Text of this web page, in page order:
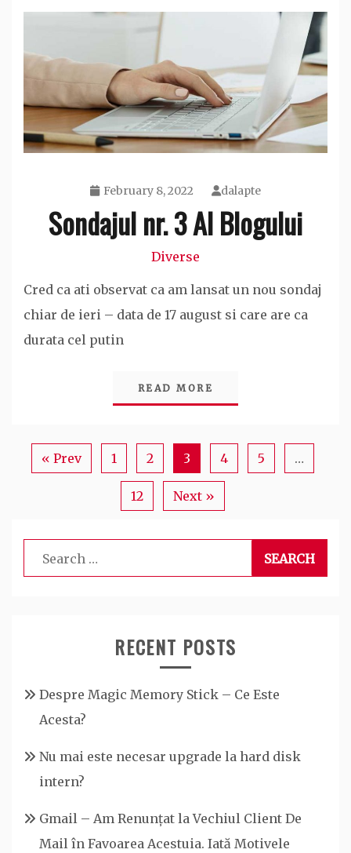
February 8, 2022 dalapte
Sondajul nr. 3 Al Blogului
Diverse
Cred ca ati observat ca am lansat un nou sondaj
chiar de ieri – data de 17 august si care are ca
durata cel putin
READ MORE
« Prev 1 2 3 4 5 …
12 Next »
Search
for:
RECENT POSTS
Despre Magic Memory Stick – Ce Este
Acesta?
Nu mai este necesar upgrade la hard disk
intern?
Gmail – Am Renunțat la Vechiul Client De
Mail în Favoarea Acestuia. Iată Motivele